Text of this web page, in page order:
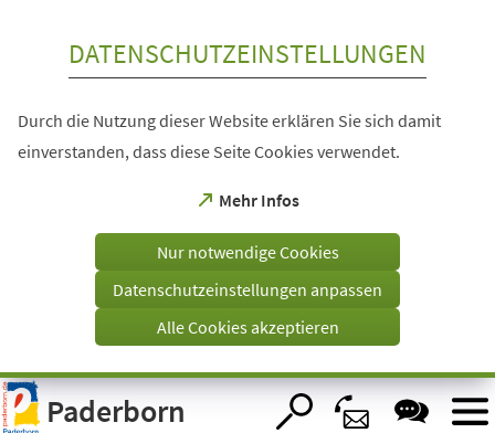
Visuelle
Assistenzsoftware
öffnen.
DATENSCHUTZEINSTELLUNGEN
Durch die Nutzung dieser Website erklären Sie sich damit
einverstanden, dass diese Seite Cookies verwendet.
Mehr Infos
(Öffnet
einem
Tab)
Nur notwendige Cookies
Datenschutzeinstellungen anpassen
Alle Cookies akzeptieren
Paderborn